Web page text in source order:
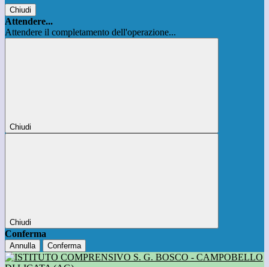
Chiudi
Attendere...
Attendere il completamento dell'operazione...
Chiudi
Chiudi
Conferma
Annulla Conferma